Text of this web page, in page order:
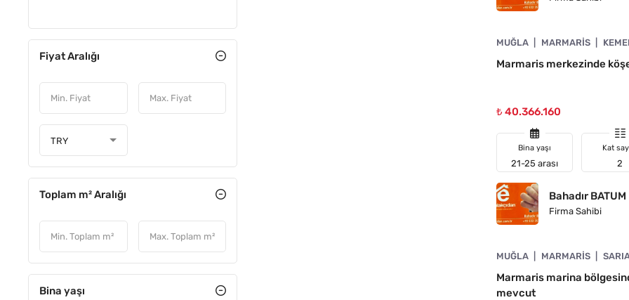
Fiyat Aralığı
TRY
Toplam m² Aralığı
Bina yaşı
MUĞLA MARMARIS
Marmaris merkezinde
₺ 40.366.160
Bina yaşı
21-25 arası
Kat
2
Bahadır BATUM
Firma Sahibi
MUĞLA MARMARIS
Marmaris marina
mevcut